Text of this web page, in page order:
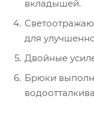
вкладышей.
для
Двойные
Брюки